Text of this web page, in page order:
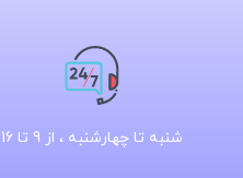
شنبه تا چهارشنبه ، از 9 تا 16